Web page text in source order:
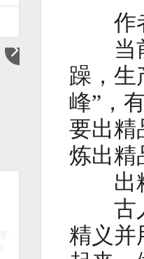
高雅音乐涵养城市艺术气质
作
当前
躁，生
峰”，
要出精
炼出精
出精
古人
精义并